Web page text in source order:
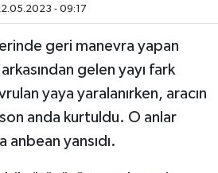
- 09:17
geri manevra yapan
gelen yayı fark
yaya yaralanırken, aracın
anda kurtuldu. O anlar
anbean yansıdı.